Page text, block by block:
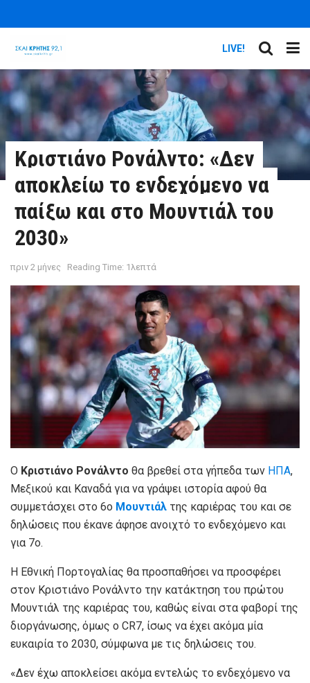
LIVE!
Κριστιάνο Ρονάλντο: «Δεν
αποκλείω το ενδεχόμενο να
παίξω και στο Μουντιάλ του
2030»
πριν 2 μήνες Reading Time: 1λεπτά
Ο Κριστιάνο Ρονάλντο θα βρεθεί στα γήπεδα των ΗΠΑ,
Μεξικού και Καναδά για να γράψει ιστορία αφού θα
συμμετάσχει στο 6ο Μουντιάλ της καριέρας του και σε
δηλώσεις που έκανε άφησε ανοιχτό το ενδεχόμενο και
για 7ο.
Η Εθνική Πορτογαλίας θα προσπαθήσει να προσφέρει
στον Κριστιάνο Ρονάλντο την κατάκτηση του πρώτου
Μουντιάλ της καριέρας του, καθώς είναι στα φαβορί της
διοργάνωσης, όμως ο CR7, ίσως να έχει ακόμα μία
ευκαιρία το 2030, σύμφωνα με τις δηλώσεις του.
«Δεν έχω αποκλείσει ακόμα εντελώς το ενδεχόμενο να